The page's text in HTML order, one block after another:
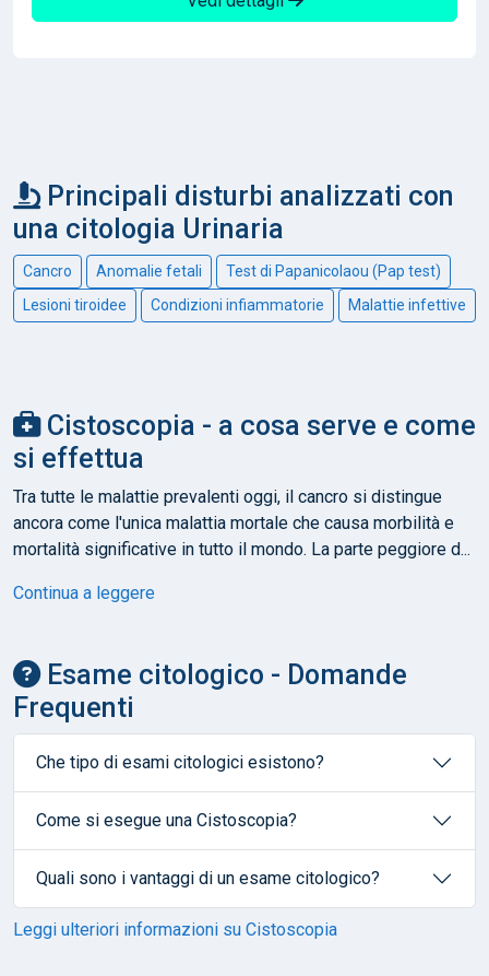
Principali disturbi analizzati con
una citologia Urinaria
Cancro Anomalie fetali
Test di Papanicolaou (Pap test)
Lesioni tiroidee
Condizioni infiammatorie Malattie infettive
Cistoscopia - a cosa serve e come
si effettua
Tra tutte le malattie prevalenti oggi, il cancro si distingue
ancora come l'unica malattia mortale che causa morbilità e
mortalità significative in tutto il mondo. La parte peggiore d...
Continua a leggere
Esame citologico - Domande
Frequenti
Che tipo di esami citologici esistono?
Come si esegue una Cistoscopia?
Quali sono i vantaggi di un esame citologico?
Leggi ulteriori informazioni su Cistoscopia